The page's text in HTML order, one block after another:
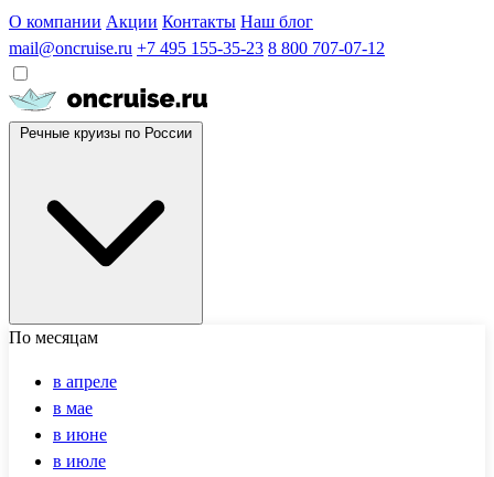
О компании Акции Контакты Наш блог
mail@oncruise.ru +7 495 155-35-23 8 800 707-07-12
По месяцам
в апреле
в мае
в июне
в июле